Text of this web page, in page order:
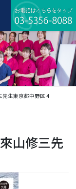
先生東京都中野区 4
山修三先